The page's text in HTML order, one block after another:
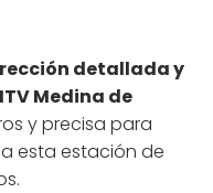
detallada y
Medina de
y precisa para
esta estación de